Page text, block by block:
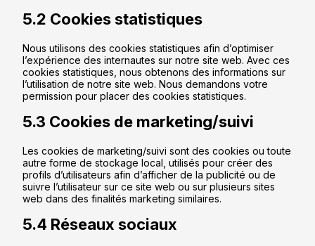
5.2 Cookies statistiques
Nous utilisons des cookies statistiques afin d’optimiser
l’expérience des internautes sur notre site web. Avec ces
cookies statistiques, nous obtenons des informations sur
l’utilisation de notre site web. Nous demandons votre
permission pour placer des cookies statistiques.
5.3 Cookies de marketing/suivi
Les cookies de marketing/suivi sont des cookies ou toute
autre forme de stockage local, utilisés pour créer des
profils d’utilisateurs afin d’afficher de la publicité ou de
suivre l’utilisateur sur ce site web ou sur plusieurs sites
web dans des finalités marketing similaires.
5.4 Réseaux sociaux